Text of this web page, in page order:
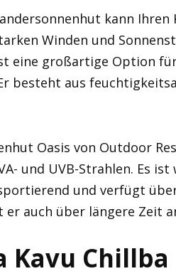
kann
Winden und
eine großartige Option
besteht aus
Oasis von Outdoor
und UVB-Strahlen. Es
und verfügt
er auch über längere Zeit
Kavu Chillba